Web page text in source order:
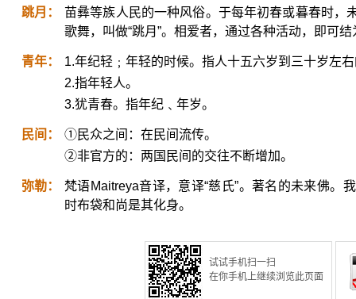
跳月：
苗彝等族人民的一种风俗。于每年初春或暮春时，
歌舞，叫做“跳月”。相爱者，通过各种活动，即可
青年：
1.年纪轻﹔年轻的时候。指人十五六岁到三十岁左
2.指年轻人。
3.犹青春。指年纪﹑年岁。
民间：
①民众之间：在民间流传。
②非官方的：两国民间的交往不断增加。
弥勒：
梵语Maitreya音译，意译“慈氏”。著名的未来佛。
时布袋和尚是其化身。
试试手机扫一扫
在你手机上继续浏览此页面